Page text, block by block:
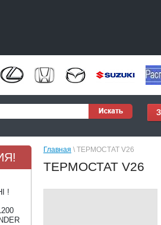
!
Главная \ ТЕРМОСТАТ V26
ТЕРМОСТАТ V26